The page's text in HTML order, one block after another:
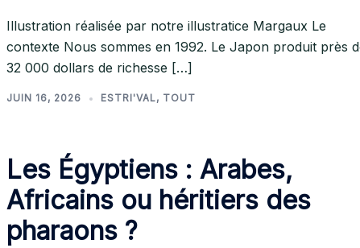
Illustration réalisée par notre illustratice Margaux Le
contexte Nous sommes en 1992. Le Japon produit près
32 000 dollars de richesse […]
JUIN 16, 2026 ESTRI'VAL, TOUT
Les Égyptiens : Arabes,
Africains ou héritiers des
pharaons ?